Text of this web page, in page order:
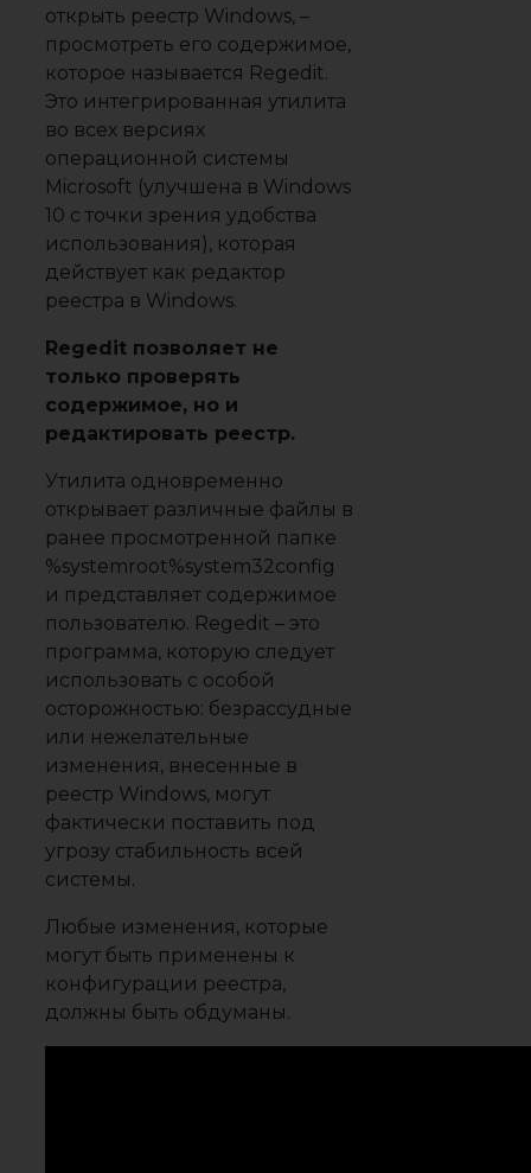
открыть реестр Windows, –
просмотреть его содержимое,
которое называется Regedit.
Это интегрированная утилита
во всех версиях
операционной системы
Microsoft (улучшена в Windows
10 с точки зрения удобства
использования), которая
действует как редактор
реестра в Windows.
Regedit позволяет не
только проверять
содержимое, но и
редактировать реестр.
Утилита одновременно
открывает различные файлы в
ранее просмотренной папке
%systemroot%system32config
и представляет содержимое
пользователю. Regedit – это
программа, которую следует
использовать с особой
осторожностью: безрассудные
или нежелательные
изменения, внесенные в
реестр Windows, могут
фактически поставить под
угрозу стабильность всей
системы.
Любые изменения, которые
могут быть применены к
конфигурации реестра,
должны быть обдуманы.